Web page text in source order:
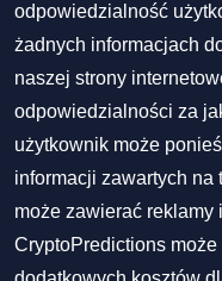
odpowiedzialność
żadnych informacjach
naszej strony
odpowiedzialności za
użytkownik może
informacji zawartych na
może zawierać reklamy
CryptoPredictions